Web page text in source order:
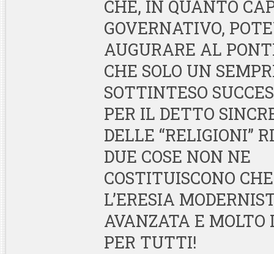
CHE, IN QUANTO
GOVERNATIVO,
AUGURARE AL
CHE SOLO UN
SOTTINTESO
PER IL DETTO
DELLE “RELIGIONI”
DUE COSE NON NE
COSTITUISCONO
L’ERESIA
AVANZATA E
PER TUTTI!